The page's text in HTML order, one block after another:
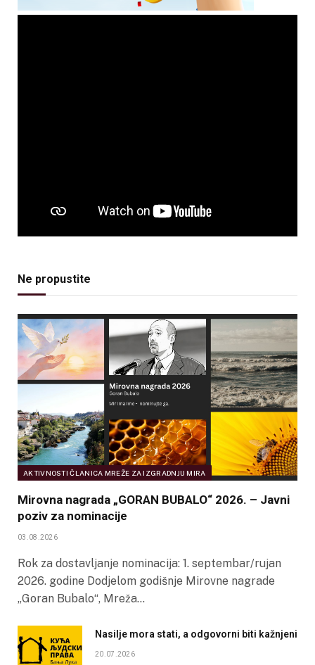
Ne propustite
AKTIVNOSTI ČLANICA MREŽE ZA IZGRADNJU MIRA
Mirovna nagrada „GORAN BUBALO“ 2026. – Javni
poziv za nominacije
03.08.2026
Rok za dostavljanje nominacija: 1. septembar/rujan
2026. godine Dodjelom godišnje Mirovne nagrade
„Goran Bubalo“, Mreža…
Nasilje mora stati, a odgovorni biti kažnjeni
20.07.2026